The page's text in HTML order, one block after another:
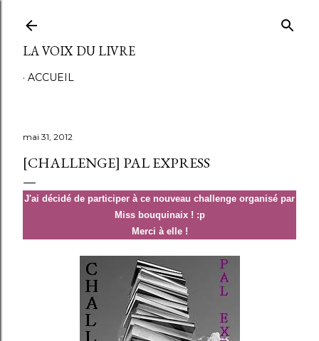
LA VOIX DU LIVRE
ACCUEIL
mai 31, 2012
[CHALLENGE] PAL EXPRESS
J'ai décidé de participer à ce nouveau challenge organisé par
Miss bouquinaix ! :p
Merci à elle !